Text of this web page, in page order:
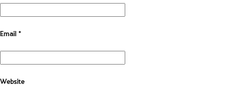
Email*
Website